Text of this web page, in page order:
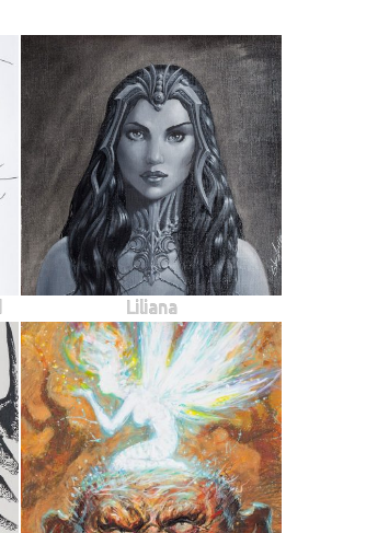
Liliana